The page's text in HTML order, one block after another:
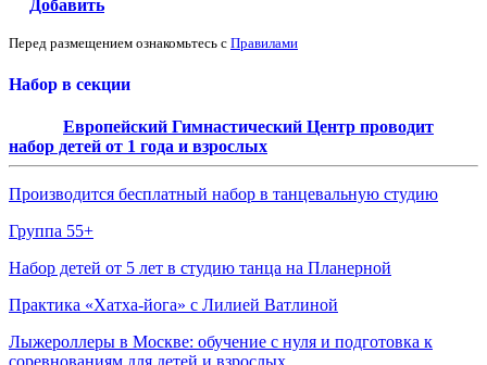
Добавить
Перед размещением ознакомьтесь с Правилами
Набор в секции
Европейский Гимнастический Центр проводит
набор детей от 1 года и взрослых
Производится бесплатный набор в танцевальную студию
Группа 55+
Набор детей от 5 лет в студию танца на Планерной
Практика «Хатха-йога» с Лилией Ватлиной
Лыжероллеры в Москве: обучение с нуля и подготовка к